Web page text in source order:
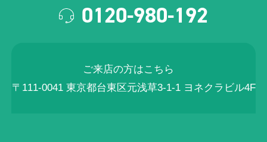
0120-980-192
ご来店の方はこちら
〒111-0041 東京都台東区元浅草3-1-1 ヨネクラビル4F